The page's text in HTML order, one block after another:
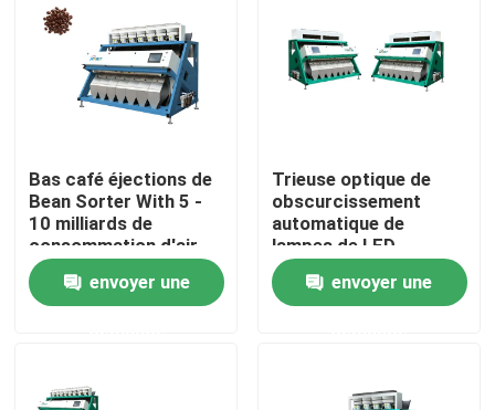
Maison
Au sujet de nous
Bas café éjections de
Bean Sorter With 5 -
10 milliards de
consommation d'air
envoyer une
Trieuse optique de
obscurcissement
automatique de
lampes de LED
envoyer une